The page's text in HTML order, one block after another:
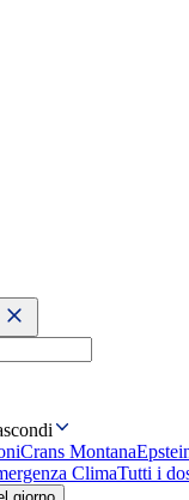
Crans Montana
ClimaTutti i